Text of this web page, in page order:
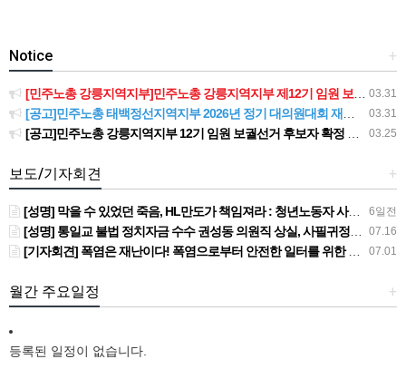
+
Notice
03.31
[민주노총 강릉지역지부]민주노총 강릉지역지부 제12기 임원 보궐선거결과 공고
03.31
[공고]민주노총 태백정선지역지부 2026년 정기 대의원대회 재소집 건
03.25
[공고]민주노총 강릉지역지부 12기 임원 보궐선거 후보자 확정 공고
+
보도/기자회견
6일전
[성명] 막을 수 있었던 죽음, HL만도가 책임져라 : 청년노동자 사망사고의 철저한 진상규명과 재발방지 대책 마련하라
07.16
[성명] 통일교 불법 정치자금 수수 권성동 의원직 상실, 사필귀정이다
07.01
[기자회견] 폭염은 재난이다! 폭염으로부터 안전한 일터를 위한 민주노총 강원지역본부 폭염감시단 선포 기자회견
+
월간 주요일정
등록된 일정이 없습니다.